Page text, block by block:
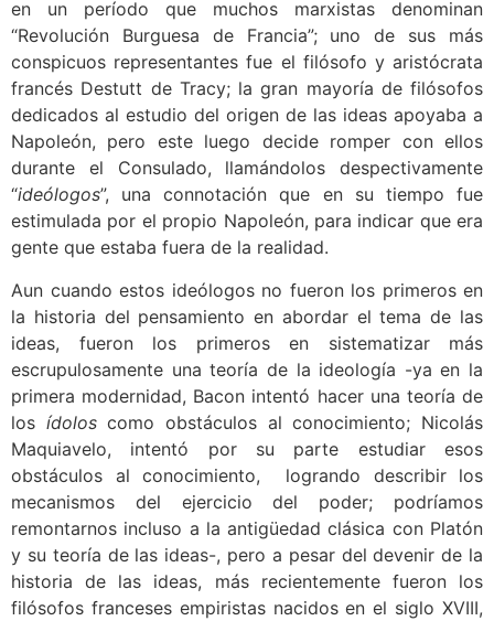
en un período que muchos marxistas denominan
“Revolución Burguesa de Francia”; uno de sus más
conspicuos representantes fue el filósofo y aristócrata
francés Destutt de Tracy; la gran mayoría de filósofos
dedicados al estudio del origen de las ideas apoyaba a
Napoleón, pero este luego decide romper con ellos
durante el Consulado, llamándolos despectivamente
“ideólogos”, una connotación que en su tiempo fue
estimulada por el propio Napoleón, para indicar que era
gente que estaba fuera de la realidad.
Aun cuando estos ideólogos no fueron los primeros en
la historia del pensamiento en abordar el tema de las
ideas, fueron los primeros en sistematizar más
escrupulosamente una teoría de la ideología -ya en la
primera modernidad, Bacon intentó hacer una teoría de
los ídoloscomo obstáculos al conocimiento; Nicolás
Maquiavelo, intentó por su parte estudiar esos
obstáculos al conocimiento, logrando describir los
mecanismos del ejercicio del poder; podríamos
remontarnos incluso a la antigüedad clásica con Platón
y su teoría de las ideas-, pero a pesar del devenir de la
historia de las ideas, más recientemente fueron los
filósofos franceses empiristas nacidos en el siglo XVIII,